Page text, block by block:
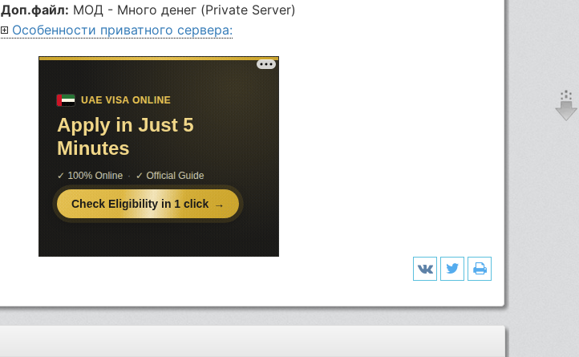
Доп.файл: МОД - Много денег (Private Server)
Особенности приватного сервера: